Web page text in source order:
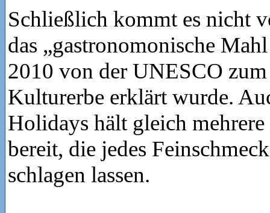
Schließlich kommt es nicht
das „gastronomonische
2010 von der UNESCO
Kulturerbe erklärt wurde.
Holidays hält gleich
bereit, die jedes
schlagen lassen.